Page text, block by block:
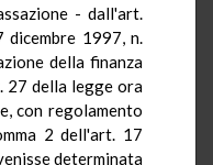
- dall'art.
dicembre 1997, n.
della finanza
27 della legge ora
con regolamento
2 dell'art. 17
determinata